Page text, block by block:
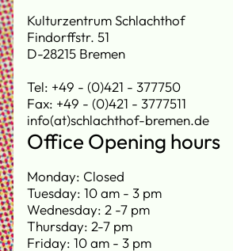
Kulturzentrum Schlachthof
Findorffstr. 51
D-28215 Bremen
Tel: +49 - (0)421 - 377750
Fax: +49 - (0)421 - 3777511
info(at)schlachthof-bremen.de
Office Opening hours
Monday: Closed
Tuesday: 10 am - 3 pm
Wednesday: 2 -7 pm
Thursday: 2-7 pm
Friday: 10 am - 3 pm